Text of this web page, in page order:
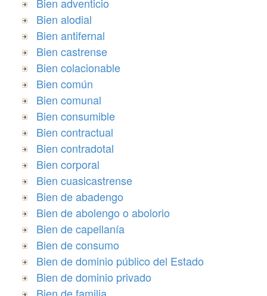
Bien alodial
Bien antifernal
Bien castrense
Bien colacionable
Bien común
Bien comunal
Bien consumible
Bien contractual
Bien contradotal
Bien corporal
Bien cuasicastrense
Bien de abadengo
Bien de abolengo o abolorio
Bien de capellanía
Bien de consumo
Bien de dominio público del Estado
Bien de dominio privado
Bien de familia